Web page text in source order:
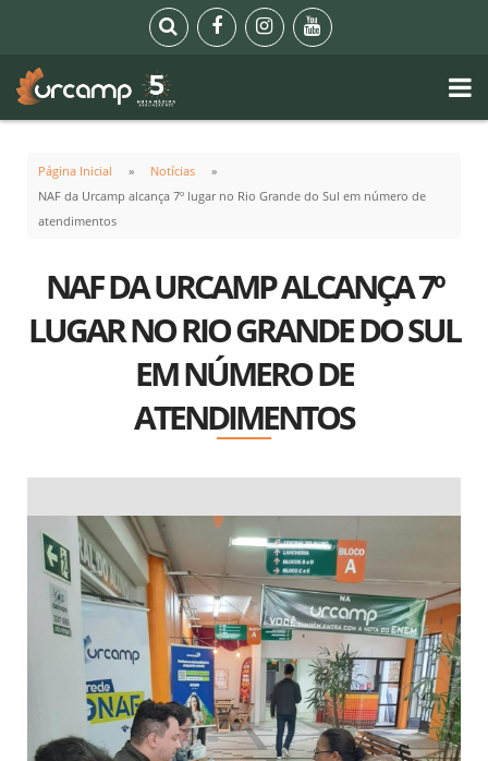
Página Inicial
Notícias
NAF da Urcamp alcança 7º lugar no Rio Grande do Sul em número de
atendimentos
NAF DA URCAMP ALCANÇA 7º
LUGAR NO RIO GRANDE DO SUL
EM NÚMERO DE
ATENDIMENTOS